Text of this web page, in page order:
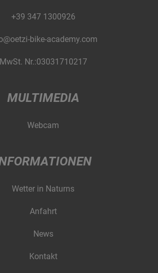
+39 347 1300926
bike-academy.com
MwSt. Nr.:03031710217
MULTIMEDIA
Webcam
Wetter in Naturns
Anfahrt
News
Kontakt